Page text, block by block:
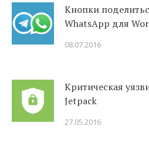
Кнопки
WhatsApp для
08.07.2016
Критическая
Jetpack
27.05.2016